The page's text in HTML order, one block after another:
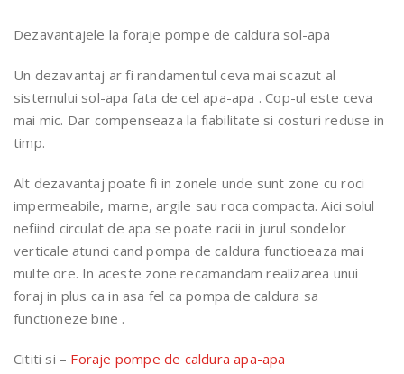
Dezavantajele la foraje pompe de caldura sol-apa
Un dezavantaj ar fi randamentul ceva mai scazut al
sistemului sol-apa fata de cel apa-apa . Cop-ul este ceva
mai mic. Dar compenseaza la fiabilitate si costuri reduse in
timp.
Alt dezavantaj poate fi in zonele unde sunt zone cu roci
impermeabile, marne, argile sau roca compacta. Aici solul
nefiind circulat de apa se poate racii in jurul sondelor
verticale atunci cand pompa de caldura functioeaza mai
multe ore. In aceste zone recamandam realizarea unui
foraj in plus ca in asa fel ca pompa de caldura sa
functioneze bine .
Cititi si – Foraje pompe de caldura apa-apa